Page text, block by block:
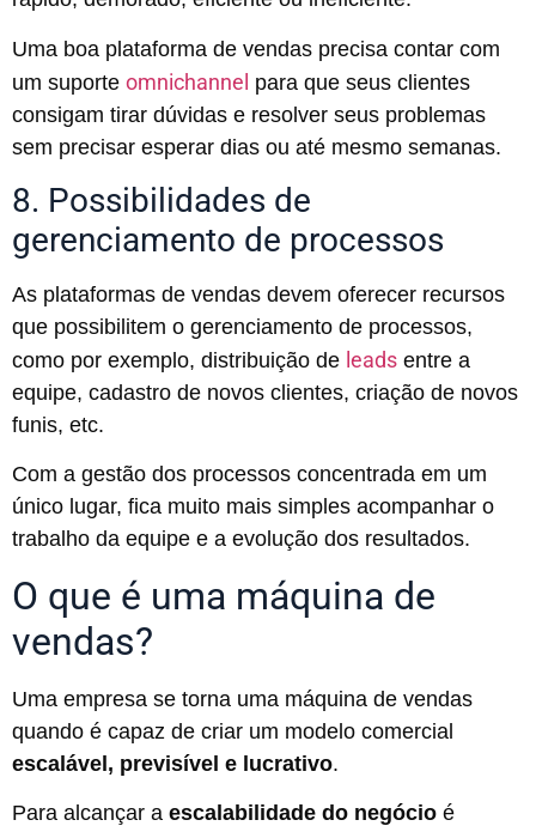
Uma boa plataforma de vendas precisa contar com
um suporte omnichannel para que seus clientes
consigam tirar dúvidas e resolver seus problemas
sem precisar esperar dias ou até mesmo semanas.
8. Possibilidades de
gerenciamento de processos
As plataformas de vendas devem oferecer recursos
que possibilitem o gerenciamento de processos,
como por exemplo, distribuição de leads entre a
equipe, cadastro de novos clientes, criação de novos
funis, etc.
Com a gestão dos processos concentrada em um
único lugar, fica muito mais simples acompanhar o
trabalho da equipe e a evolução dos resultados.
O que é uma máquina de
vendas?
Uma empresa se torna uma máquina de vendas
quando é capaz de criar um modelo comercial
escalável, previsível e lucrativo.
Para alcançar a escalabilidade do negócio é